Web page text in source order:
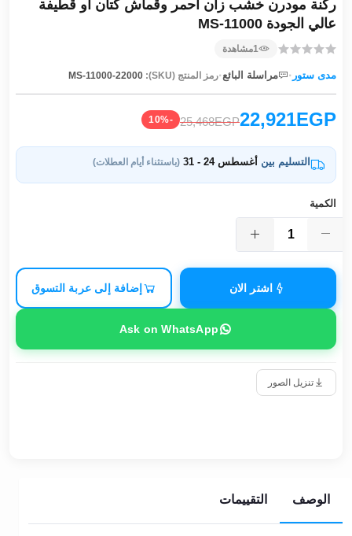
ركنة مودرن خشب زان أحمر وقماش كتان أو قطيفة
عالي الجودة MS-11000
1مشاهدة
مدى ستور · مراسلة البائع·رمز المنتج (SKU): MS-11000-22000
22,921EGP
25,468EGP
-10%
التسليم بين أغسطس 24 - 31 (باستثناء أيام العطلات)
الكمية
اشتر الان إضافة إلى عربة التسوق
Ask on WhatsApp
تنزيل الصور
الوصف التقييمات